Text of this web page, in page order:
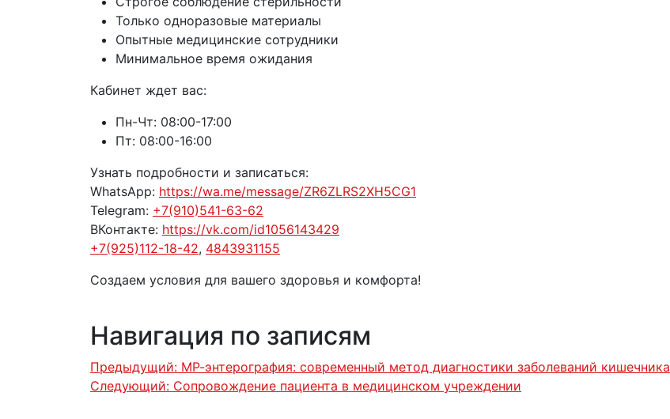
Только одноразовые материалы
Опытные медицинские сотрудники
Минимальное время ожидания
Кабинет ждет вас:
Пн-Чт: 08:00-17:00
Пт: 08:00-16:00
Узнать подробности и записаться:
WhatsApp: https://wa.me/message/ZR6ZLRS2XH5CG1
Telegram: +7(910)541-63-62
ВКонтакте: https://vk.com/id1056143429
+7(925)112-18-42, 4843931155
Создаем условия для вашего здоровья и комфорта!
Навигация по записям
Предыдущий: МР-энтерография: современный метод диагностики заболеваний кишечника
Следующий: Сопровождение пациента в медицинском учреждении